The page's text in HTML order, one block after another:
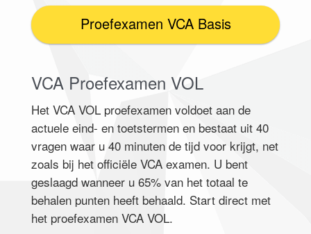
Proefexamen VCA Basis
VCA Proefexamen VOL
Het VCA VOL proefexamen voldoet aan de
actuele eind- en toetstermen en bestaat uit 40
vragen waar u 40 minuten de tijd voor krijgt, net
zoals bij het officiële VCA examen. U bent
geslaagd wanneer u 65% van het totaal te
behalen punten heeft behaald. Start direct met
het proefexamen VCA VOL.